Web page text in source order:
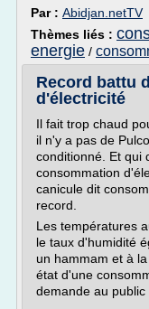
Par : Abidjan.netTV
Thèmes liés :
energie /
Record battu
d'électricité
Il fait trop chaud
il n'y a pas de
conditionné. Et qui
consommation
canicule dit
record.
Les températures
le taux d'humidité
un hammam et à
état d'une
demande au public